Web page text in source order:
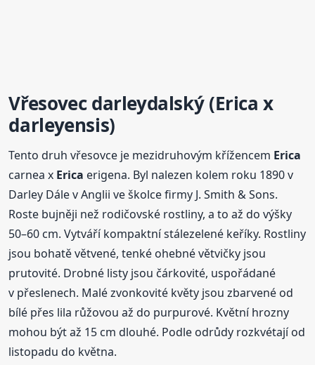
Vřesovec darleydalský (Erica x
darleyensis)
Tento druh vřesovce je mezidruhovým křížencem Erica
carnea x Erica erigena. Byl nalezen kolem roku 1890 v
Darley Dále v Anglii ve školce firmy J. Smith & Sons.
Roste bujněji než rodičovské rostliny, a to až do výšky
50–60 cm. Vytváří kompaktní stálezelené keříky. Rostliny
jsou bohatě větvené, tenké ohebné větvičky jsou
prutovité. Drobné listy jsou čárkovité, uspořádané
v přeslenech. Malé zvonkovité květy jsou zbarvené od
bílé přes lila růžovou až do purpurové. Květní hrozny
mohou být až 15 cm dlouhé. Podle odrůdy rozkvétají od
listopadu do května.